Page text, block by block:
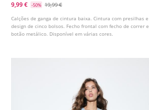
9,99 €
-50% 19,99 €
Calções de ganga de cintura baixa. Cintura com presilhas e
design de cinco bolsos. Fecho frontal com fecho de correr e
botão metálico. Disponível em várias cores.